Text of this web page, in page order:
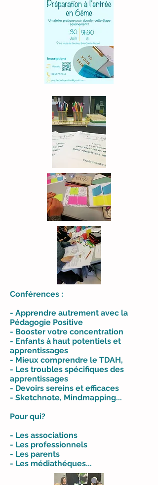
Conférences :
- Apprendre autrement avec la
Pédagogie Positive
- Booster votre concentration
- Enfants à haut potentiels et
apprentissages
- Mieux comprendre le TDAH,
- Les troubles spécifiques des
apprentissages
- Devoirs sereins et efficaces
- Sketchnote, Mindmapping...
Pour qui?
- Les associations
- Les professionnels
- Les parents
- Les médiathéques...